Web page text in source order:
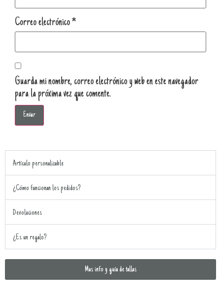
Correo electrónico*
Guarda mi nombre, correo electrónico y web en este navegador
para la próxima vez que comente.
Artículo personalizable
¿Cómo funcionan los pedidos?
Devoluciones
¿Es un regalo?
Mas info y guía de tallas